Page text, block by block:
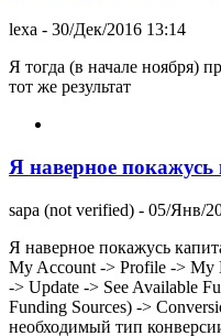
lexa - 30/Дек/2016 13:14
Я тогда (в начале ноября)
тот же результат
Я наверное
sapa (not verified) - 05/Янв/
Я наверное покажусь
My Account -> Profile -> My
-> Update -> See Available
Funding Sources) ->
необходимый тип